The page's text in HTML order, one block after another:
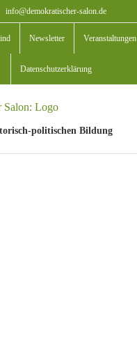
info@demokratischer-salon.de
Newsletter Veranstaltungen
Datenschutzerklärung
politischen Bildung